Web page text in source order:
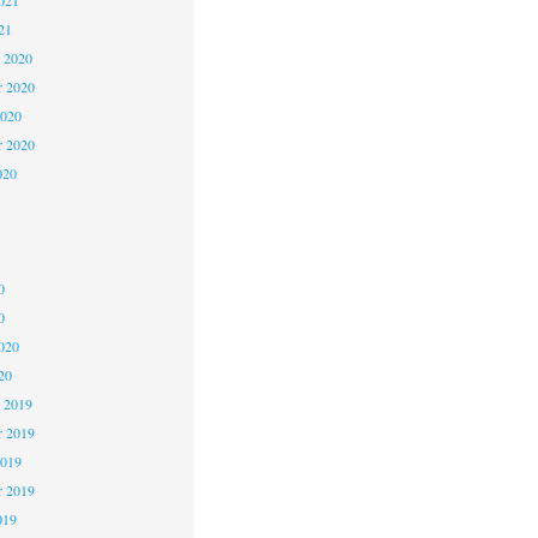
2020
2020
2020
2019
2019
2019